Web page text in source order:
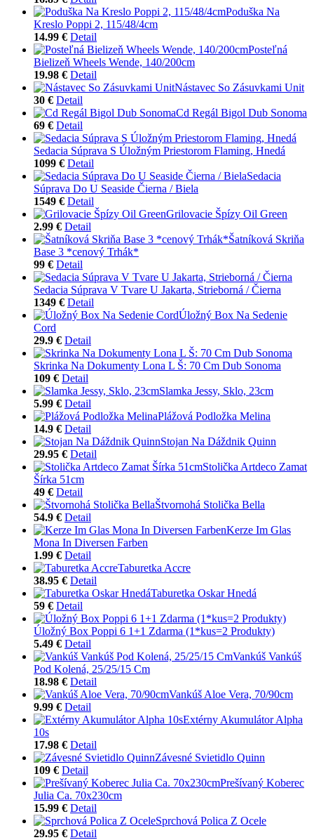
Poduška Na
Kreslo Poppi 2, 115/48/4cm
14.99 € Detail
Posteľná
Bielizeň Wheels Wende, 140/200cm
19.98 € Detail
Nástavec So Zásuvkami Unit
30 € Detail
Cd Regál Bigol Dub Sonoma
69 € Detail
Sedacia Súprava S Úložným Priestorom Flaming, Hnedá
1099 € Detail
Sedacia
Súprava Do U Seaside Čierna / Biela
1549 € Detail
Grilovacie Špízy Oil Green
2.99 € Detail
Šatníková Skriňa
Base 3 *cenový Trhák*
99 € Detail
Sedacia Súprava V Tvare U Jakarta, Strieborná / Čierna
1349 € Detail
Úložný Box Na Sedenie
Cord
29.9 € Detail
Skrinka Na Dokumenty Lona L Š: 70 Cm Dub Sonoma
109 € Detail
Slamka Jessy, Sklo, 23cm
5.99 € Detail
Plážová Podložka Melina
14.9 € Detail
Stojan Na Dáždnik Quinn
29.95 € Detail
Stolička Artdeco Zamat
Šírka 51cm
49 € Detail
Štvornohá Stolička Bella
54.9 € Detail
Kerze Im Glas
Mona In Diversen Farben
1.99 € Detail
Taburetka Accre
38.95 € Detail
Taburetka Oskar Hnedá
59 € Detail
Úložný Box Poppi 6 1+1 Zdarma (1*kus=2 Produkty)
5.49 € Detail
Vankúš Vankúš
Pod Kolená, 25/25/15 Cm
18.98 € Detail
Vankúš Aloe Vera, 70/90cm
9.99 € Detail
Extérny Akumulátor Alpha
10s
17.98 € Detail
Závesné Svietidlo Quinn
109 € Detail
Prešívaný Koberec
Julia Ca. 70x230cm
15.99 € Detail
Sprchová Polica Z Ocele
29.95 € Detail